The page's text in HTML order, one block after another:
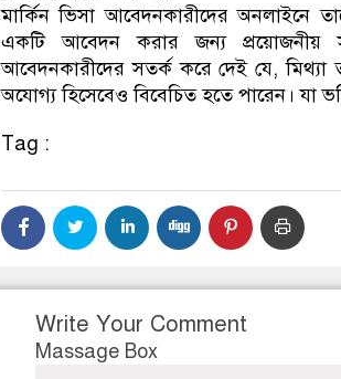
মার্কিন ভিসা আবেদনকারীদের অনলাইনে
একটি আবেদন করার জন্য প্রয়োজনীয়
আবেদনকারীদের সতর্ক করে দেই যে, মিথ্যা
অযোগ্য হিসেবেও বিবেচিত হতে পারেন। যা
Tag :
Write Your Comment
Massage Box